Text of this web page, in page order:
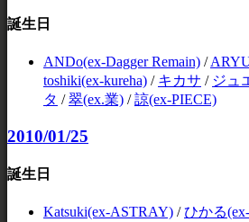
誕生日
ANDo(ex-Dagger Remain) /
toshiki(ex-kureha) / キカサ / ジュ
タ /翠(ex.業) /諒(ex-PIECE)
2010/01/25
誕生日
Katsuki(ex-ASTRAY) /ひかる